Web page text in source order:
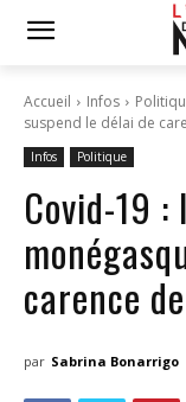
Accueil Infos
suspend le délai de
Infos Politique
Covid-19
carence
par Sabrina Bonarrigo